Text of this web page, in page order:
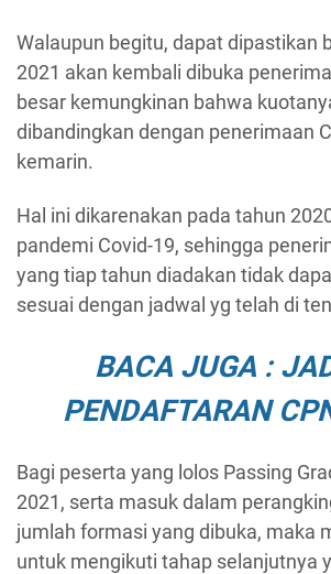
Walaupun begitu, dapat dipastikan
2021 akan kembali dibuka
besar kemungkinan bahwa
dibandingkan dengan penerimaan
kemarin.
Hal ini dikarenakan pada tahun
pandemi Covid-19, sehingga
yang tiap tahun diadakan tidak
sesuai dengan jadwal yg telah di
BACA JUGA :
PENDAFTARAN
Bagi peserta yang lolos Passing
2021, serta masuk dalam
jumlah formasi yang dibuka, maka
untuk mengikuti tahap selanjutnya